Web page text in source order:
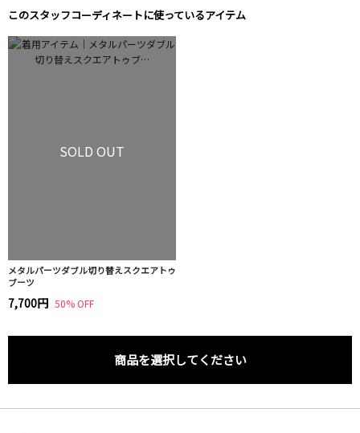
このスタッフコーディネートに使っているアイテム
SOLD OUT
メタルパーツダブル切り替えスクエアトゥ
ブーツ
7,700円 50% OFF
商品を選択してください